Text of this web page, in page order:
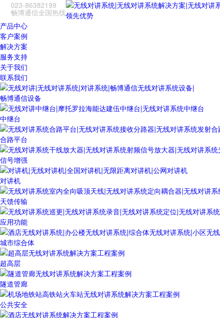
023-86382199
畅博通信全国热线领先优势
产品中心
客户案例
解决方案
服务支持
关于我们
联系我们
畅博通信设备
中继台
合路平台
信号增强
对讲机
天馈传输
应用功能
城市综合体
超高层
隧道管廊
公共安全